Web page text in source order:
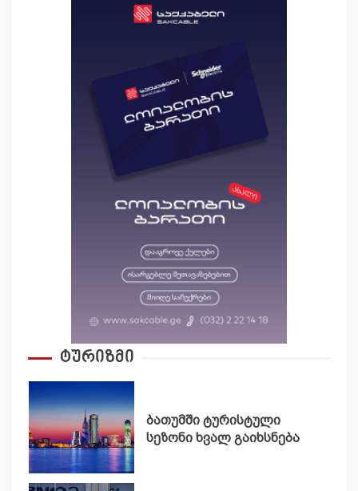
ტურიზმი
ბათუმში ტურისტული
სეზონი ხვალ გაიხსნება